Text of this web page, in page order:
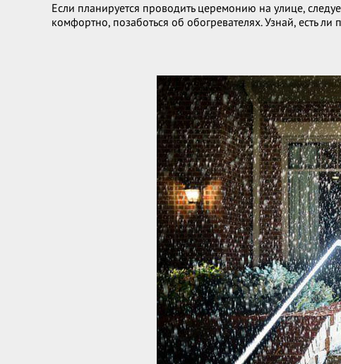
Если планируется проводить церемонию на улице,
комфортно, позаботься об обогревателях. Узнай, есть